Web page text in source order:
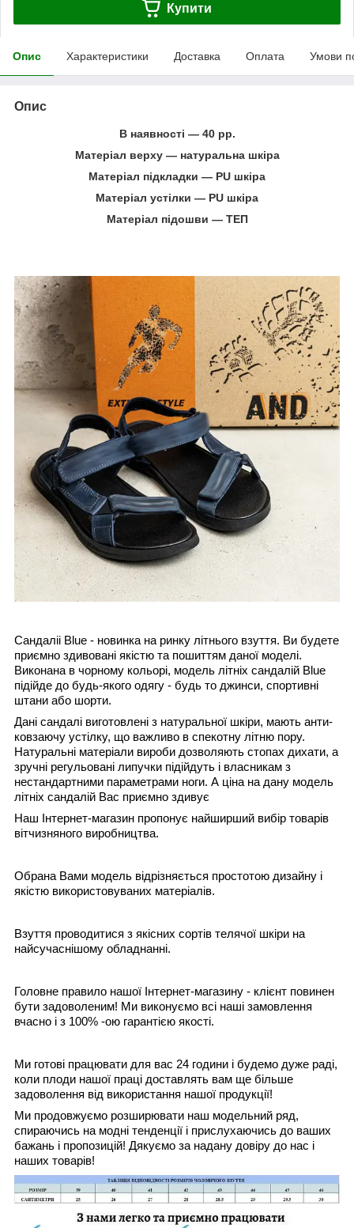
Купити
Опис Характеристики Доставка Оплата Умови
Опис
В наявності ― 40 рр.
Матеріал верху ― натуральна шкіра
Матеріал підкладки ― PU шкіра
Матеріал устілки ― PU шкіра
Матеріал підошви ― ТЕП
Cандаліі Blue - новинка на ринку літнього взуття. Ви будете
приємно здивовані якістю та пошиттям даної моделі.
Виконана в чорному кольорі, модель літніх сандалій Blue
підійде до будь-якого одягу - будь то джинси, спортивні
штани або шорти.
Дані сандалі виготовлені з натуральної шкіри, мають анти-
ковзаючу устілку, що важливо в спекотну літню пору.
Натуральні матеріали вироби дозволяють стопах дихати, а
зручні регульовані липучки підійдуть і власникам з
нестандартними параметрами ноги. А ціна на дану модель
літніх сандалій Вас приємно здивує
Наш Інтернет-магазин пропонує найширший вибір товарів
вітчизняного виробництва.
Обрана Вами модель відрізняється простотою дизайну і
якістю використовуваних матеріалів.
Взуття проводитися з якісних сортів телячої шкіри на
найсучаснішому обладнанні.
Головне правило нашої Інтернет-магазину - клієнт повинен
бути задоволеним! Ми виконуємо всі наші замовлення
вчасно і з 100% -ою гарантією якості.
Ми готові працювати для вас 24 години і будемо дуже раді,
коли плоди нашої праці доставлять вам ще більше
задоволення від використання нашої продукції!
Ми продовжуємо розширювати наш модельний ряд,
спираючись на модні тенденції і прислухаючись до ваших
бажань і пропозицій! Дякуємо за надану довіру до нас і
наших товарів!